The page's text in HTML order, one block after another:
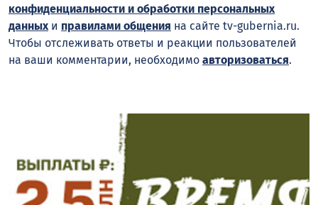
конфиденциальности и обработки персональных
данных и правилами общения на сайте tv-gubernia.ru.
Чтобы отслеживать ответы и реакции пользователей
на ваши комментарии, необходимо авторизоваться.